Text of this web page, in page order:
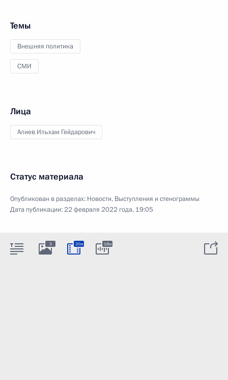
Темы
Внешняя политика
СМИ
Лица
Алиев Ильхам Гейдарович
Статус материала
Опубликован в разделах: Новости, Выступления и стенограммы
Дата публикации:22 февраля 2022 года, 19:05
3 20м 18м